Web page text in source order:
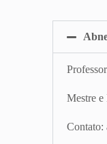
Mestre
Contato: